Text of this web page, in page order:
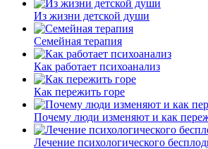
Из жизни детской души
Семейная терапия
Как работает психоанализ
Как пережить горе
Почему люди изменяют и как
Лечение психологического